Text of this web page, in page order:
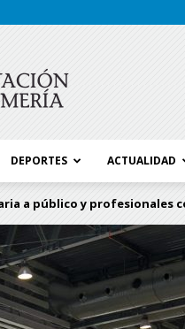
DEPORTES ACTUALIDAD
a público y profesionales